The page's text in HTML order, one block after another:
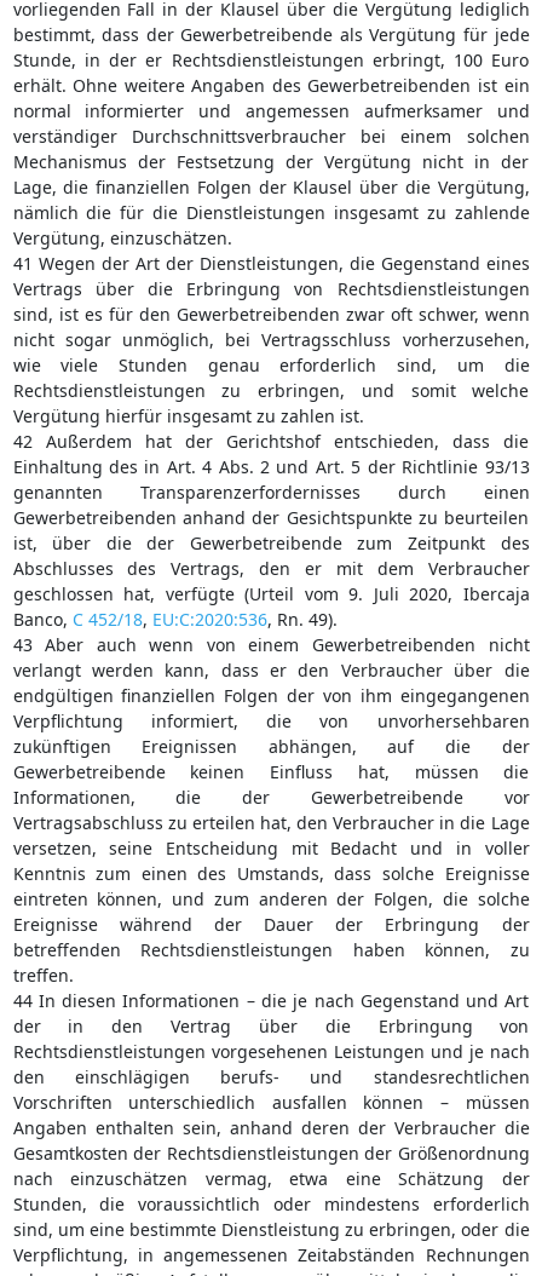
vorliegenden Fall in der Klausel über die Vergütung lediglich
bestimmt, dass der Gewerbetreibende als Vergütung für jede
Stunde, in der er Rechtsdienstleistungen erbringt, 100 Euro
erhält. Ohne weitere Angaben des Gewerbetreibenden ist ein
normal informierter und angemessen aufmerksamer und
verständiger Durchschnittsverbraucher bei einem solchen
Mechanismus der Festsetzung der Vergütung nicht in der
Lage, die finanziellen Folgen der Klausel über die Vergütung,
nämlich die für die Dienstleistungen insgesamt zu zahlende
Vergütung, einzuschätzen.
41 Wegen der Art der Dienstleistungen, die Gegenstand eines
Vertrags über die Erbringung von Rechtsdienstleistungen
sind, ist es für den Gewerbetreibenden zwar oft schwer, wenn
nicht sogar unmöglich, bei Vertragsschluss vorherzusehen,
wie viele Stunden genau erforderlich sind, um die
Rechtsdienstleistungen zu erbringen, und somit welche
Vergütung hierfür insgesamt zu zahlen ist.
42 Außerdem hat der Gerichtshof entschieden, dass die
Einhaltung des in Art. 4 Abs. 2 und Art. 5 der Richtlinie 93/13
genannten Transparenzerfordernisses durch einen
Gewerbetreibenden anhand der Gesichtspunkte zu beurteilen
ist, über die der Gewerbetreibende zum Zeitpunkt des
Abschlusses des Vertrags, den er mit dem Verbraucher
geschlossen hat, verfügte (Urteil vom 9. Juli 2020, Ibercaja
Banco, C 452/18, EU:C:2020:536, Rn. 49).
43 Aber auch wenn von einem Gewerbetreibenden nicht
verlangt werden kann, dass er den Verbraucher über die
endgültigen finanziellen Folgen der von ihm eingegangenen
Verpflichtung informiert, die von unvorhersehbaren
zukünftigen Ereignissen abhängen, auf die der
Gewerbetreibende keinen Einfluss hat, müssen die
Informationen, die der Gewerbetreibende vor
Vertragsabschluss zu erteilen hat, den Verbraucher in die Lage
versetzen, seine Entscheidung mit Bedacht und in voller
Kenntnis zum einen des Umstands, dass solche Ereignisse
eintreten können, und zum anderen der Folgen, die solche
Ereignisse während der Dauer der Erbringung der
betreffenden Rechtsdienstleistungen haben können, zu
treffen.
44 In diesen Informationen – die je nach Gegenstand und Art
der in den Vertrag über die Erbringung von
Rechtsdienstleistungen vorgesehenen Leistungen und je nach
den einschlägigen berufs- und standesrechtlichen
Vorschriften unterschiedlich ausfallen können – müssen
Angaben enthalten sein, anhand deren der Verbraucher die
Gesamtkosten der Rechtsdienstleistungen der Größenordnung
nach einzuschätzen vermag, etwa eine Schätzung der
Stunden, die voraussichtlich oder mindestens erforderlich
sind, um eine bestimmte Dienstleistung zu erbringen, oder die
Verpflichtung, in angemessenen Zeitabständen Rechnungen